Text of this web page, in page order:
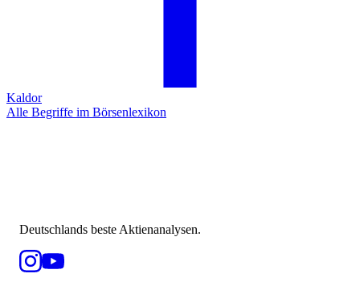
Kaldor
Alle Begriffe im Börsenlexikon
Deutschlands beste Aktienanalysen.